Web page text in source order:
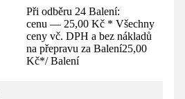
Při odběru 24 Balení:
cenu — 25,00 Kč * Všechny
ceny vč. DPH a bez nákladů
na přepravu za Balení25,00
Kč*/ Balení